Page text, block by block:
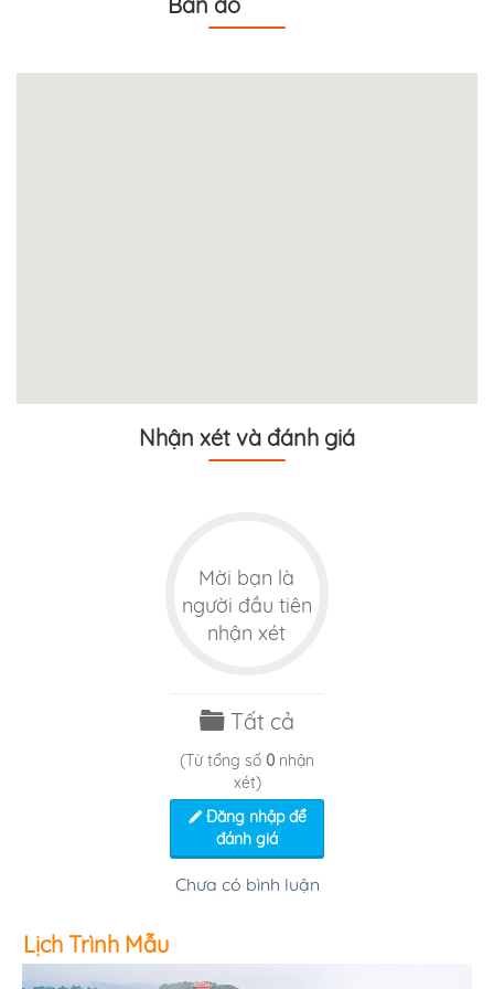
Nhận xét và đánh giá
Mời bạn là
người đầu tiên
nhận xét
Tất cả
(Từ tổng số 0 nhận
xét)
Đăng nhập để
đánh giá
Chưa có bình luận
Lịch Trình Mẫu